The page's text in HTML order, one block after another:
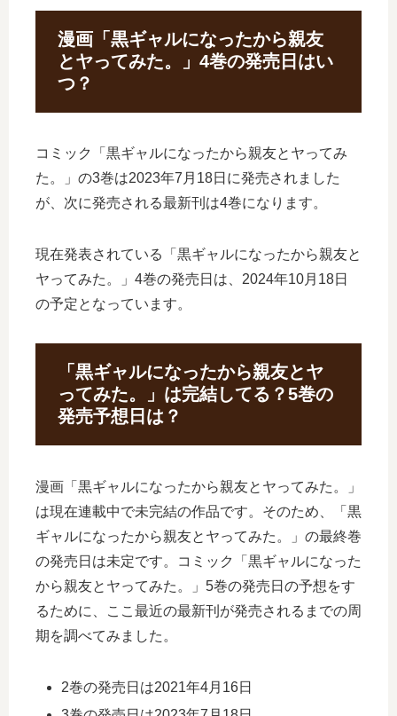
漫画「黒ギャルになったから親友
とヤってみた。」4巻の発売日はい
つ？
コミック「黒ギャルになったから親友とヤってみ
た。」の3巻は2023年7月18日に発売されました
が、次に発売される最新刊は4巻になります。
現在発表されている「黒ギャルになったから親友と
ヤってみた。」4巻の発売日は、2024年10月18日
の予定となっています。
「黒ギャルになったから親友とヤ
ってみた。」は完結してる？5巻の
発売予想日は？
漫画「黒ギャルになったから親友とヤってみた。」
は現在連載中で未完結の作品です。そのため、「黒
ギャルになったから親友とヤってみた。」の最終巻
の発売日は未定です。コミック「黒ギャルになった
から親友とヤってみた。」5巻の発売日の予想をす
るために、ここ最近の最新刊が発売されるまでの周
期を調べてみました。
2巻の発売日は2021年4月16日